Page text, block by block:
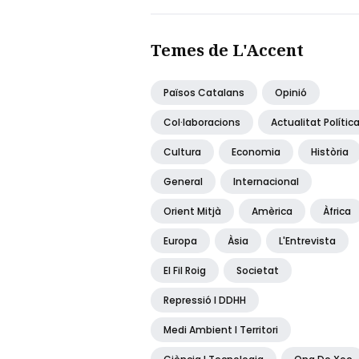
Temes de L'Accent
Països Catalans Opinió
Col·laboracions Actualitat Política
Cultura Economia Història
General Internacional
Orient Mitjà Amèrica Àfrica
Europa Àsia L'Entrevista
El Fil Roig Societat
Repressió I DDHH
Medi Ambient I Territori